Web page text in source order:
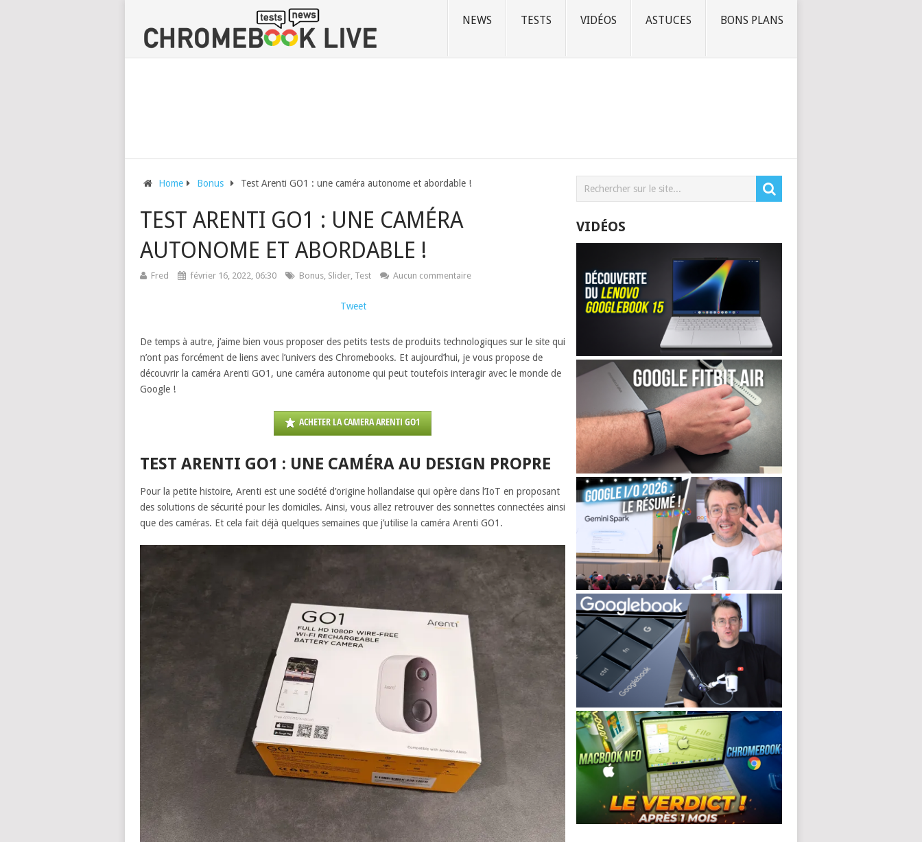
NEWS TESTS VIDÉOS ASTUCES BONS PLANS
Home Bonus Test Arenti GO1 : une caméra autonome et abordable !
TEST ARENTI GO1 : UNE CAMÉRA
AUTONOME ET ABORDABLE !
Fred février 16, 2022, 06:30 Bonus, Slider, Test Aucun commentaire
Tweet
De temps à autre, j’aime bien vous proposer des petits tests de produits technologiques sur le site qui
n’ont pas forcément de liens avec l’univers des Chromebooks. Et aujourd’hui, je vous propose de
découvrir la caméra Arenti GO1, une caméra autonome qui peut toutefois interagir avec le monde de
Google !
ACHETER LA CAMERA ARENTI GO1
TEST ARENTI GO1 : UNE CAMÉRA AU DESIGN PROPRE
Pour la petite histoire, Arenti est une société d’origine hollandaise qui opère dans l’IoT en proposant
des solutions de sécurité pour les domiciles. Ainsi, vous allez retrouver des sonnettes connectées ainsi
que des caméras. Et cela fait déjà quelques semaines que j’utilise la caméra Arenti GO1.
VIDÉOS